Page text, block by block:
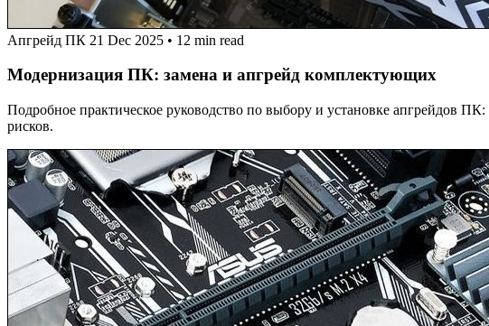
Апгрейд ПК 21 Dec 2025 • 12 min read
Модернизация ПК: замена и апгрейд комплектующих
Подробное практическое руководство по выбору и установке апгрейдов
рисков.